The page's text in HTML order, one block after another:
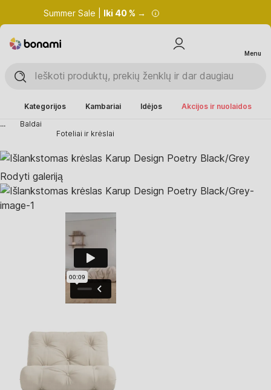
Summer Sale | Iki 40 % →
Menu
Kategorijos Kambariai Idėjos
Akcijos ir nuolaidos
...
Baldai
Foteliai ir krėslai
Rodyti galeriją